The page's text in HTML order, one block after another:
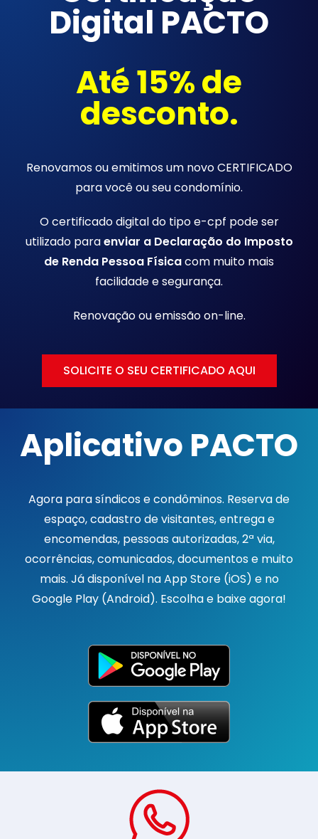
Digital PACTO
Até 15% de
desconto.
Renovamos ou emitimos um novo CERTIFICADO
para você ou seu condomínio.
O certificado digital do tipo e-cpf pode ser
utilizado paraenviar a Declaração do Imposto
de Renda Pessoa Físicacom muito mais
facilidade e segurança.
Renovação ou emissãoon-line.
SOLICITE O SEU CERTIFICADO AQUI
Aplicativo PACTO
Agora para síndicos e condôminos. Reserva de
espaço, cadastro de visitantes, entrega e
encomendas, pessoas autorizadas, 2ª via,
ocorrências, comunicados, documentos e muito
mais. Já disponível na App Store (iOS) e no
Google Play (Android). Escolha e baixe agora!